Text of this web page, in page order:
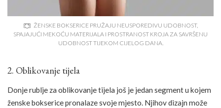
ŽENSKE BOKSERICE PRUŽAJU NEUSPOREDIVU UDOBNOST,
SPAJAJUĆI MEKOĆU MATERIJALA I PROSTRANOST KROJA ZA SAVRŠENU
UDOBNOST TIJEKOM CIJELOG DANA.
2. Oblikovanje tijela
Donje rublje za oblikovanje tijela još je jedan segment u kojem
ženske bokserice pronalaze svoje mjesto. Njihov dizajn može